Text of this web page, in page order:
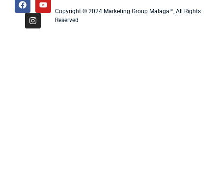
Copyright © 2024 Marketing Group Malaga™, All Rights
Reserved